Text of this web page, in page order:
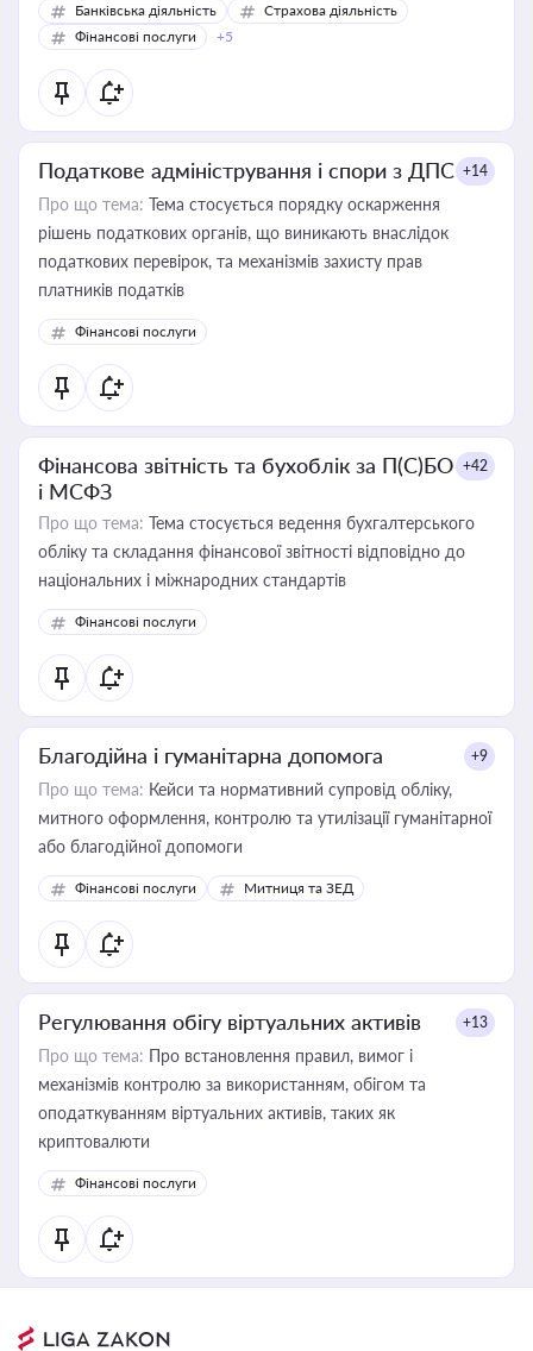
Банківська діяльність
Страхова діяльність
Фінансові послуги
+5
Податкове адміністрування і спори з ДПС +14
Про що тема: Тема стосується порядку оскарження
рішень податкових органів, що виникають внаслідок
податкових перевірок, та механізмів захисту прав
платників податків
Фінансові послуги
Фінансова звітність та бухоблік за П(С)БО
і МСФЗ
+42
Про що тема: Тема стосується ведення бухгалтерського
обліку та складання фінансової звітності відповідно до
національних і міжнародних стандартів
Фінансові послуги
Благодійна і гуманітарна допомога +9
Про що тема: Кейси та нормативний супровід обліку,
митного оформлення, контролю та утилізації гуманітарної
або благодійної допомоги
Фінансові послуги Митниця та ЗЕД
Регулювання обігу віртуальних активів +13
Про що тема: Про встановлення правил, вимог і
механізмів контролю за використанням, обігом та
оподаткуванням віртуальних активів, таких як
криптовалюти
Фінансові послуги